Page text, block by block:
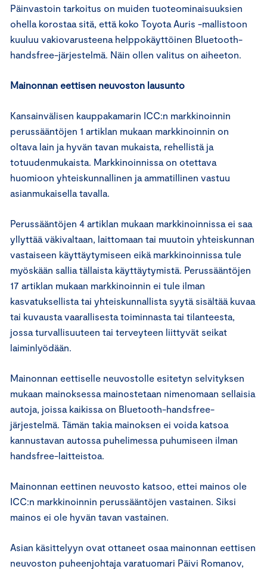
Päinvastoin tarkoitus on muiden tuoteominaisuuksien
ohella korostaa sitä, että koko Toyota Auris -mallistoon
kuuluu vakiovarusteena helppokäyttöinen Bluetooth-
handsfree-järjestelmä. Näin ollen valitus on aiheeton.
Mainonnan eettisen neuvoston lausunto
Kansainvälisen kauppakamarin ICC:n markkinoinnin
perussääntöjen 1 artiklan mukaan markkinoinnin on
oltava lain ja hyvän tavan mukaista, rehellistä ja
totuudenmukaista. Markkinoinnissa on otettava
huomioon yhteiskunnallinen ja ammatillinen vastuu
asianmukaisella tavalla.
Perussääntöjen 4 artiklan mukaan markkinoinnissa ei saa
yllyttää väkivaltaan, laittomaan tai muutoin yhteiskunnan
vastaiseen käyttäytymiseen eikä markkinoinnissa tule
myöskään sallia tällaista käyttäytymistä. Perussääntöjen
17 artiklan mukaan markkinoinnin ei tule ilman
kasvatuksellista tai yhteiskunnallista syytä sisältää kuvaa
tai kuvausta vaarallisesta toiminnasta tai tilanteesta,
jossa turvallisuuteen tai terveyteen liittyvät seikat
laiminlyödään.
Mainonnan eettiselle neuvostolle esitetyn selvityksen
mukaan mainoksessa mainostetaan nimenomaan sellaisia
autoja, joissa kaikissa on Bluetooth-handsfree-
järjestelmä. Tämän takia mainoksen ei voida katsoa
kannustavan autossa puhelimessa puhumiseen ilman
handsfree-laitteistoa.
Mainonnan eettinen neuvosto katsoo, ettei mainos ole
ICC:n markkinoinnin perussääntöjen vastainen. Siksi
mainos ei ole hyvän tavan vastainen.
Asian käsittelyyn ovat ottaneet osaa mainonnan eettisen
neuvoston puheenjohtaja varatuomari Päivi Romanov,